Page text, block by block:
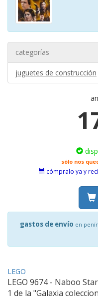
categorías
juguetes de construcción
sólo nos
cómpralo ya y
gastos de envío en
LEGO
LEGO 9674 - Naboo
1 de la "Galaxia